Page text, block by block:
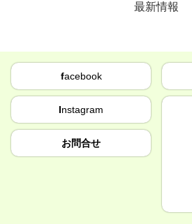
最新情報
facebook
Instagram
お問合せ